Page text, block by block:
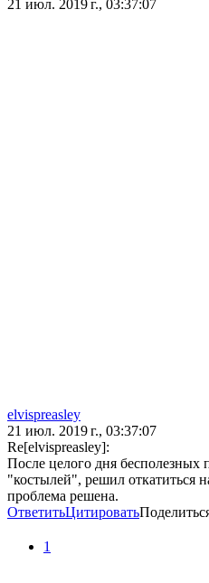
21 июл. 2019 г., 03:37:07
elvispreasley
21 июл. 2019 г., 03:37:07
Re[elvispreasley]:
После целого дня бесполезных
"костылей", решил откатиться
проблема решена.
ОтветитьЦитировать
1